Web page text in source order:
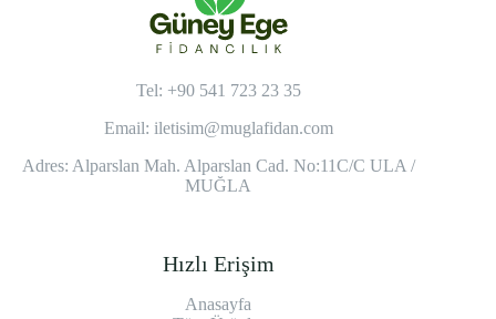
Tel: +90 541 723 23 35
Email: iletisim@muglafidan.com
Adres: Alparslan Mah. Alparslan Cad. No:11C/C ULA /
MUĞLA
Hızlı Erişim
Anasayfa